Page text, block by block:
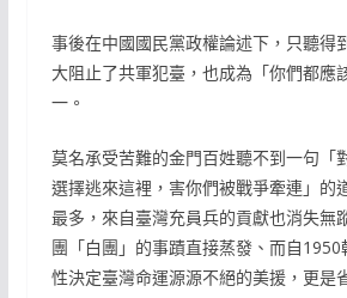
事後在中國國民黨政權論述下，只聽得
大阻止了共軍犯臺，也成為「你們都應
一。
莫名承受苦難的金門百姓聽不到一句「
選擇逃來這裡，害你們被戰爭牽連」的
最多，來自臺灣充員兵的貢獻也消失無
團「白團」的事蹟直接蒸發、而自
性決定臺灣命運源源不絕的美援，更是